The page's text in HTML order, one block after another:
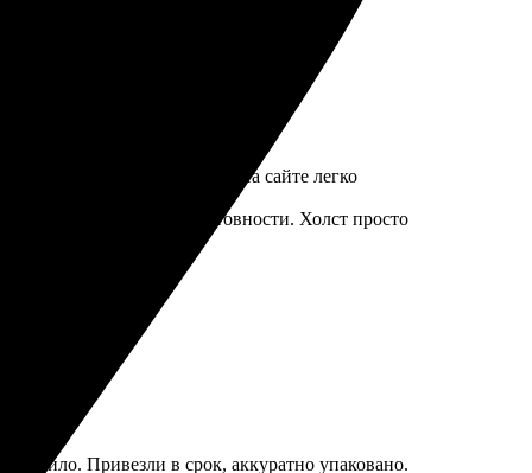
прошло на высшем уровне. На сайте легко
меня уведомили о готовности. Холст просто
Привезли в срок, аккуратно упаковано.